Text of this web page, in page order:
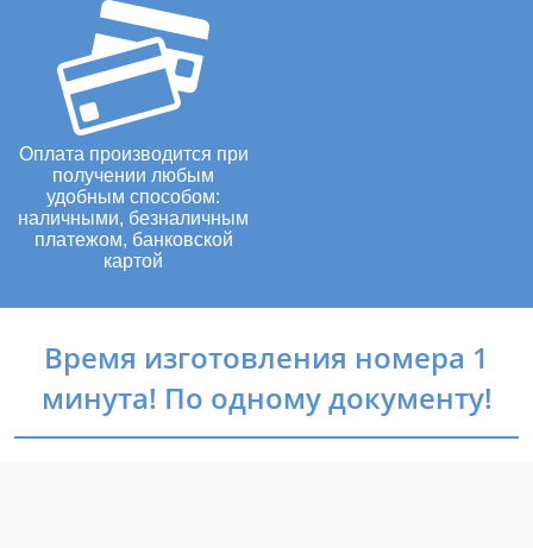
Оплата производится при
получении любым
удобным способом:
наличными, безналичным
платежом, банковской
картой
Время изготовления номера 1
минута! По одному документу!